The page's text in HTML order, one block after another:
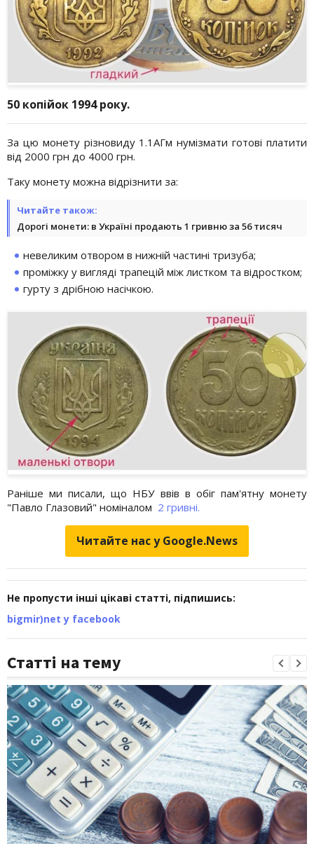
50 копійок 1994 року.
За цю монету різновиду 1.1АГм нумізмати готові платити
від 2000 грн до 4000 грн.
Таку монету можна відрізнити за:
Читайте також:
Дорогі монети: в Україні продають 1 гривню за 56 тисяч
невеликим отвором в нижній частині тризуба;
проміжку у вигляді трапецій між листком та відростком;
гурту з дрібною насічкою.
Раніше ми писали, що НБУ ввів в обіг пам'ятну монету
"Павло Глазовий" номіналом 2 гривні.
Читайте нас у Google.News
Не пропусти інші цікаві статті, підпишись:
bigmir)net у facebook
Статті на тему